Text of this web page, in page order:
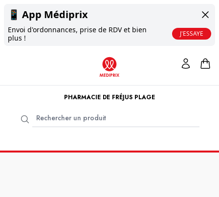
📱 App Médiprix
Envoi d'ordonnances, prise de RDV et bien
plus !
J'ESSAYE
PHARMACIE DE FRÉJUS PLAGE